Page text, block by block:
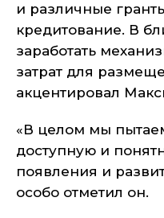
и различные
кредитование. В
заработать
затрат для
акцентировал
«В целом мы
доступную и
появления и
особо отметил он.